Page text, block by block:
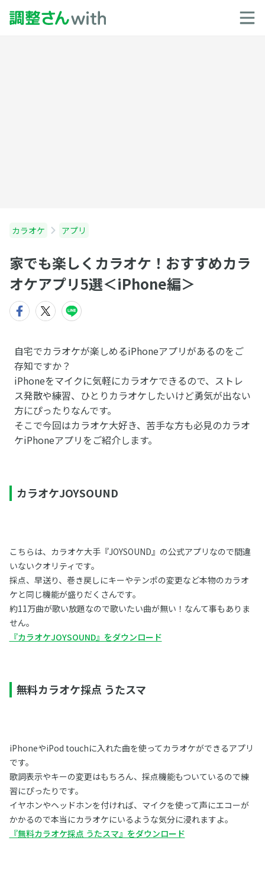
カラオケ アプリ
家でも楽しくカラオケ！おすすめカラ
オケアプリ5選＜iPhone編＞
自宅でカラオケが楽しめるiPhoneアプリがあるのをご
存知ですか？
iPhoneをマイクに気軽にカラオケできるので、ストレ
ス発散や練習、ひとりカラオケしたいけど勇気が出ない
方にぴったりなんです。
そこで今回はカラオケ大好き、苦手な方も必見のカラオ
ケiPhoneアプリをご紹介します。
カラオケJOYSOUND
こちらは、カラオケ大手『JOYSOUND』の公式アプリなので間違
いないクオリティです。
採点、早送り、巻き戻しにキーやテンポの変更など本物のカラオ
ケと同じ機能が盛りだくさんです。
約11万曲が歌い放題なので歌いたい曲が無い！なんて事もありま
せん。
『カラオケJOYSOUND』をダウンロード
無料カラオケ採点 うたスマ
iPhoneやiPod touchに入れた曲を使ってカラオケができるアプリ
です。
歌詞表示やキーの変更はもちろん、採点機能もついているので練
習にぴったりです。
イヤホンやヘッドホンを付ければ、マイクを使って声にエコーが
かかるので本当にカラオケにいるような気分に浸れますよ。
『無料カラオケ採点 うたスマ』をダウンロード